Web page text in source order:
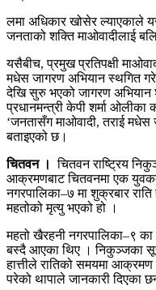
लमा अधिकार खोसेर ल्याएकाले
जनताको शक्ति माओवादीलाई
यसैबीच, प्रमुख प्रतिपक्षी
मधेस जागरण अभियान स्थगित
देखि सुरु भएको जागरण अभियान
प्रधानमन्त्री केपी शर्मा ओलीका
‘जनतासँग माओवादी, तराई मधेस
बताइएको छ।
चितवन ।चितवन राष्ट्रिय
आक्रमणबाट चितवनमा एक
नगरपालिका–७ मा शुक्रबार
महतोको मृत्यु भएको हो ।
महतो खैरहनी नगरपालिका–९ का
बस्दै आएका थिए । निकुञ्जका
हात्तीले रातिको समयमा
परेको थापाले जानकारी दिएका